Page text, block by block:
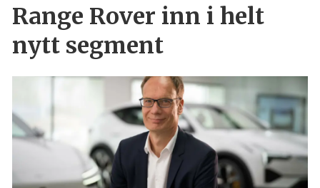
Range Rover inn i helt
nytt segment